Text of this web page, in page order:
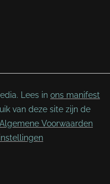
Lees in ons manifest
van deze site zijn de
Algemene Voorwaarden